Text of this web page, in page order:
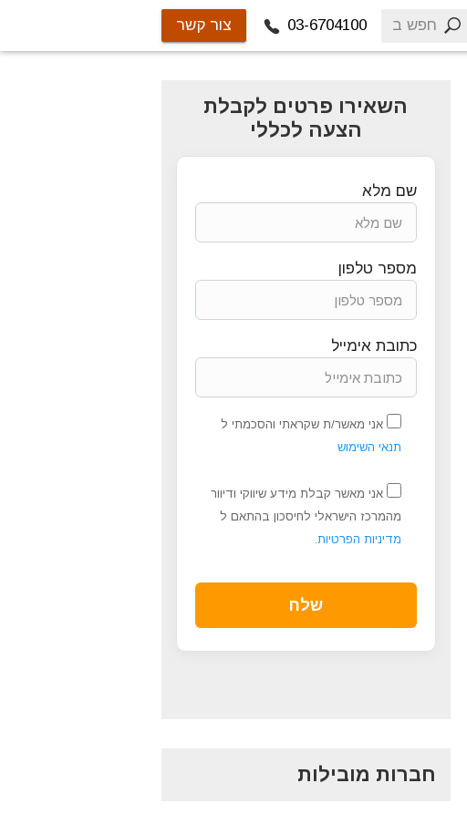
חפש 03-6704100 צור קשר
השאירו פרטים לקבלת
הצעה לכללי
שם מלא
מספר טלפון
כתובת אימייל
אני מאשר/ת שקראתי והסכמתי ל
תנאי השימוש
אני מאשר קבלת מידע שיווקי ודיוור
מהמרכז הישראלי לחיסכון בהתאם ל
מדיניות הפרטיות.
חברות מובילות